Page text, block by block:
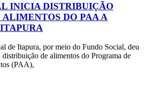
INICIA DISTRIBUIÇÃO
DO PAA A
de Itapura, por meio do Fundo Social, deu
distribuição de alimentos do Programa de
(PAA),